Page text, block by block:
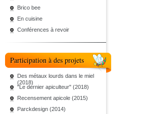
Brico bee
En cuisine
Conférences à revoir
Participation à des projets
Des métaux lourds dans le miel
(2018)
"Le dernier apiculteur" (2018)
Recensement apicole (2015)
Parckdesign (2014)